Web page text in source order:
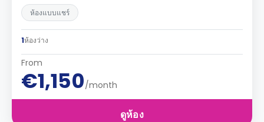
ห้องแบบแชร์
1ห้องว่าง
From
€1,150/month
ดูห้อง